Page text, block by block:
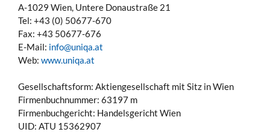
A-1029 Wien, Untere Donaustraße 21
Tel: +43 (0) 50677-670
Fax: +43 50677-676
E-Mail: info@uniqa.at
Web: www.uniqa.at
Gesellschaftsform: Aktiengesellschaft mit Sitz in Wien
Firmenbuchnummer: 63197 m
Firmenbuchgericht: Handelsgericht Wien
UID: ATU 15362907